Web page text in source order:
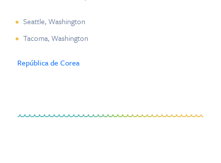
Seattle, Washington
Tacoma, Washington
República de Corea